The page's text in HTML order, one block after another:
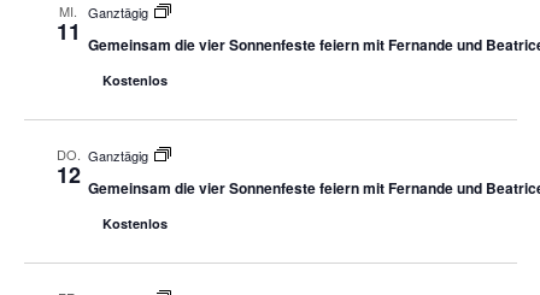
MI.
11
Ganztägig
Gemeinsam die vier Sonnenfeste feiern mit Fernande und
Kostenlos
DO.
12
Ganztägig
Gemeinsam die vier Sonnenfeste feiern mit Fernande und
Kostenlos